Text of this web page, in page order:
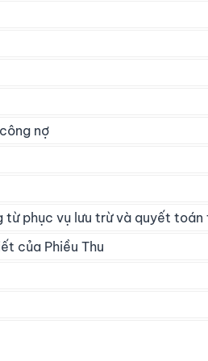
nợ
từ phục vụ lưu trừ và quyết toán
của Phiều Thu